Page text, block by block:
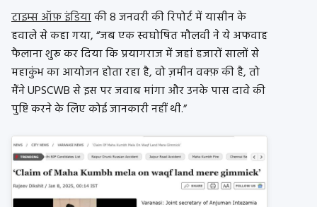
टाइम्स ऑफ़ इंडियाकी 8 जनवरी की रिपोर्ट में यासीन के
हवाले से कहा गया, “जब एक स्वघोषित मौलवी ने ये अफवाह
फैलाना शुरू कर दिया कि प्रयागराज में जहां हजारों सालों से
महाकुंभ का आयोजन होता रहा है, वो ज़मीन वक्फ़ की है, तो
मैंने UPSCWB से इस पर जवाब मांगा और उनके पास दावे की
पुष्टि करने के लिए कोई जानकारी नहीं थी.”